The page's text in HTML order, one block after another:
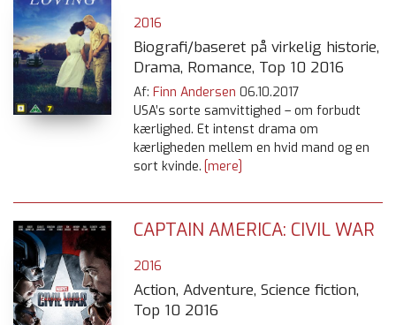
2016
Biografi/baseret på virkelig historie,
Drama, Romance, Top 10 2016
Af: Finn Andersen 06.10.2017
USA’s sorte samvittighed – om forbudt
kærlighed. Et intenst drama om
kærligheden mellem en hvid mand og en
sort kvinde. [mere]
CAPTAIN AMERICA: CIVIL WAR
2016
Action, Adventure, Science fiction,
Top 10 2016